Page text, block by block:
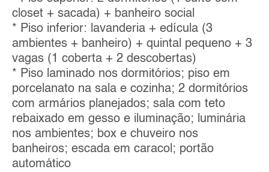
closet + sacada) + banheiro social
* Piso inferior: lavanderia + edícula (3
ambientes + banheiro) + quintal pequeno + 3
vagas (1 coberta + 2 descobertas)
* Piso laminado nos dormitórios; piso em
porcelanato na sala e cozinha; 2 dormitórios
com armários planejados; sala com teto
rebaixado em gesso e iluminação; luminária
nos ambientes; box e chuveiro nos
banheiros; escada em caracol; portão
automático